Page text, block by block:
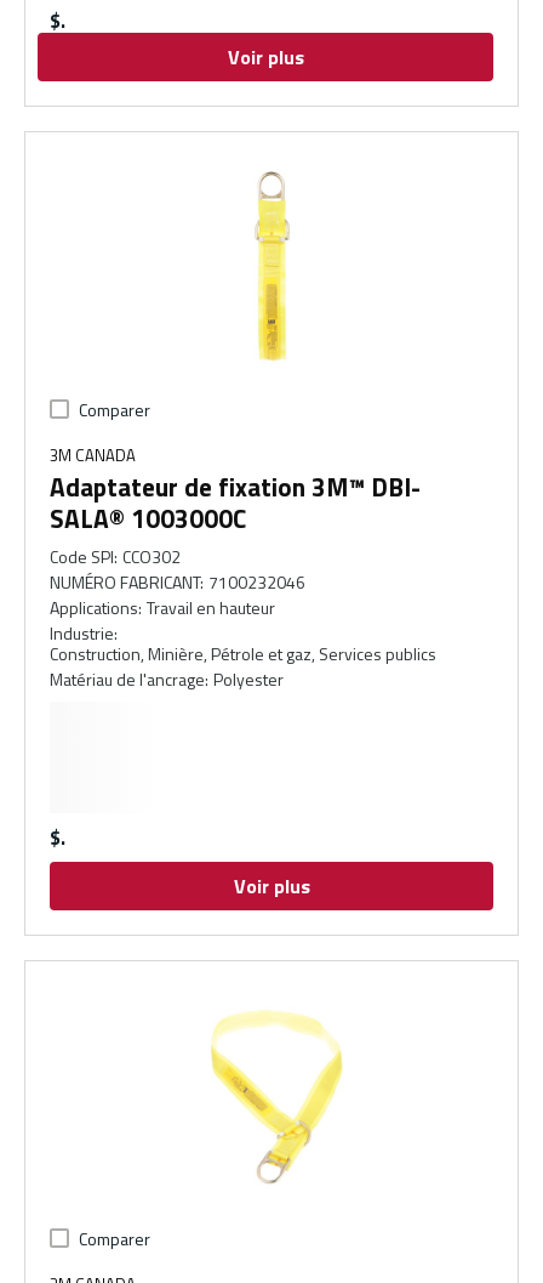
$
Voir plus
Comparer
3M CANADA
Adaptateur de fixation 3M™ DBI-
SALA® 1003000C
Code SPI: CCO302
NUMÉRO FABRICANT: 7100232046
Applications: Travail en hauteur
Industrie:
Construction, Minière, Pétrole et gaz, Services publics
Matériau de l'ancrage: Polyester
$
Voir plus
Comparer